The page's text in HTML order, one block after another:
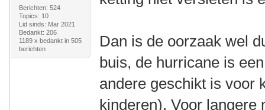
Berichten: 524
Topics: 10
Lid sinds: Mar 2021
Bedankt: 206
1189 x bedankt in 505
berichten
Dan is de oorzaak wel
buis, de hurricane is
andere geschikt is voor
kinderen). Voor langere